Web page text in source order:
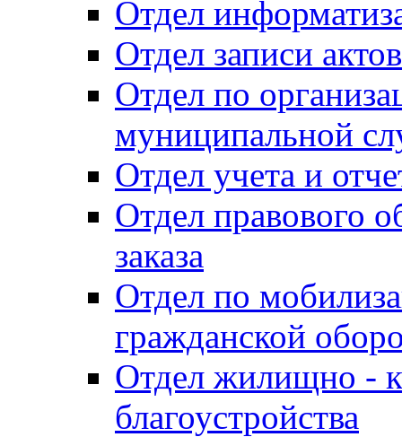
Отдел
Отдел записи
Отдел по
муниципальной
Отдел учета и
Отдел правового
заказа
Отдел по
гражданской
Отдел жилищно -
благоустройства